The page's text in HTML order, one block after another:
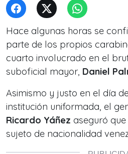
Hace algunas horas se
parte de los propios
cuarto involucrado en el
suboficial mayor, Daniel
Asimismo y justo en el día
institución uniformada, el
Ricardo Yáñez aseguró
sujeto de nacionalidad